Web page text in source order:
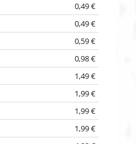
0,49 €
0,49 €
0,59 €
0,98 €
1,49 €
1,99 €
1,99 €
1,99 €